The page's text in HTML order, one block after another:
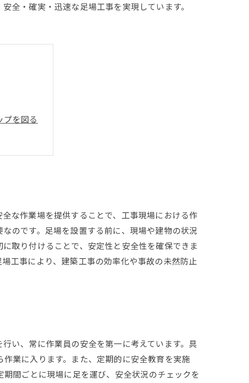
全・確実・迅速な足場工事を実現しています。
を図る
供
な作業場を提供することで、工事現場における作
のです。足場を設置する前に、現場や建物の状況
取り付けることで、安定性と安全性を確保できま
工事により、建築工事の効率化や事故の未然防止
い、常に作業員の安全を第一に考えています。具
業に入ります。また、定期的に安全教育を実施
間ごとに現場に足を運び、安全状況のチェックを